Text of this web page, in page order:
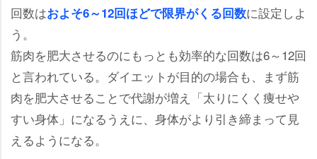
回数はおよそ6～12回ほどで限界がくる回数に設定しよ
う。
筋肉を肥大させるのにもっとも効率的な回数は6～12回
と言われている。ダイエットが目的の場合も、まず筋
肉を肥大させることで代謝が増え「太りにくく痩せ
すい身体」になるうえに、身体がより引き締まって見
えるようになる。